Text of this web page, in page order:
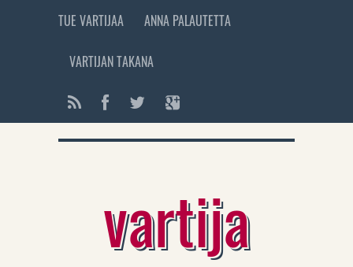
TUE VARTIJAA ANNA PALAUTETTA
VARTIJAN TAKANA
vartija